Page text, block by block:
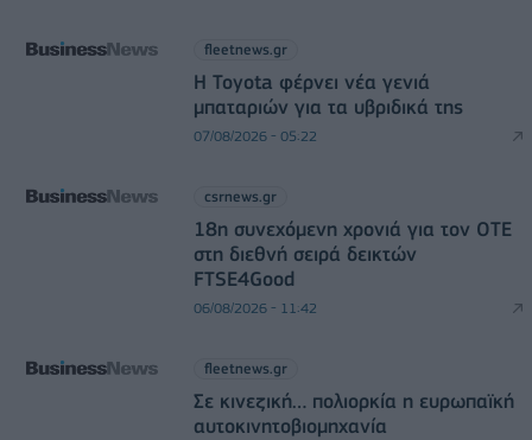
fleetnews.gr
Η Toyota φέρνει νέα γενιά
μπαταριών για τα υβριδικά της
07/08/2026 - 05:22
csrnews.gr
18η συνεχόμενη χρονιά για τον ΟΤΕ
στη διεθνή σειρά δεικτών
FTSE4Good
06/08/2026 - 11:42
fleetnews.gr
Σε κινεζική… πολιορκία η ευρωπαϊκή
αυτοκινητοβιομηχανία